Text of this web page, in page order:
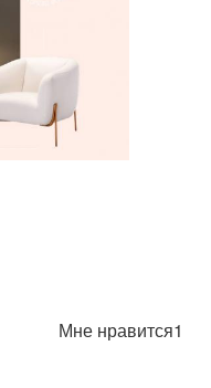
Мне нравится1